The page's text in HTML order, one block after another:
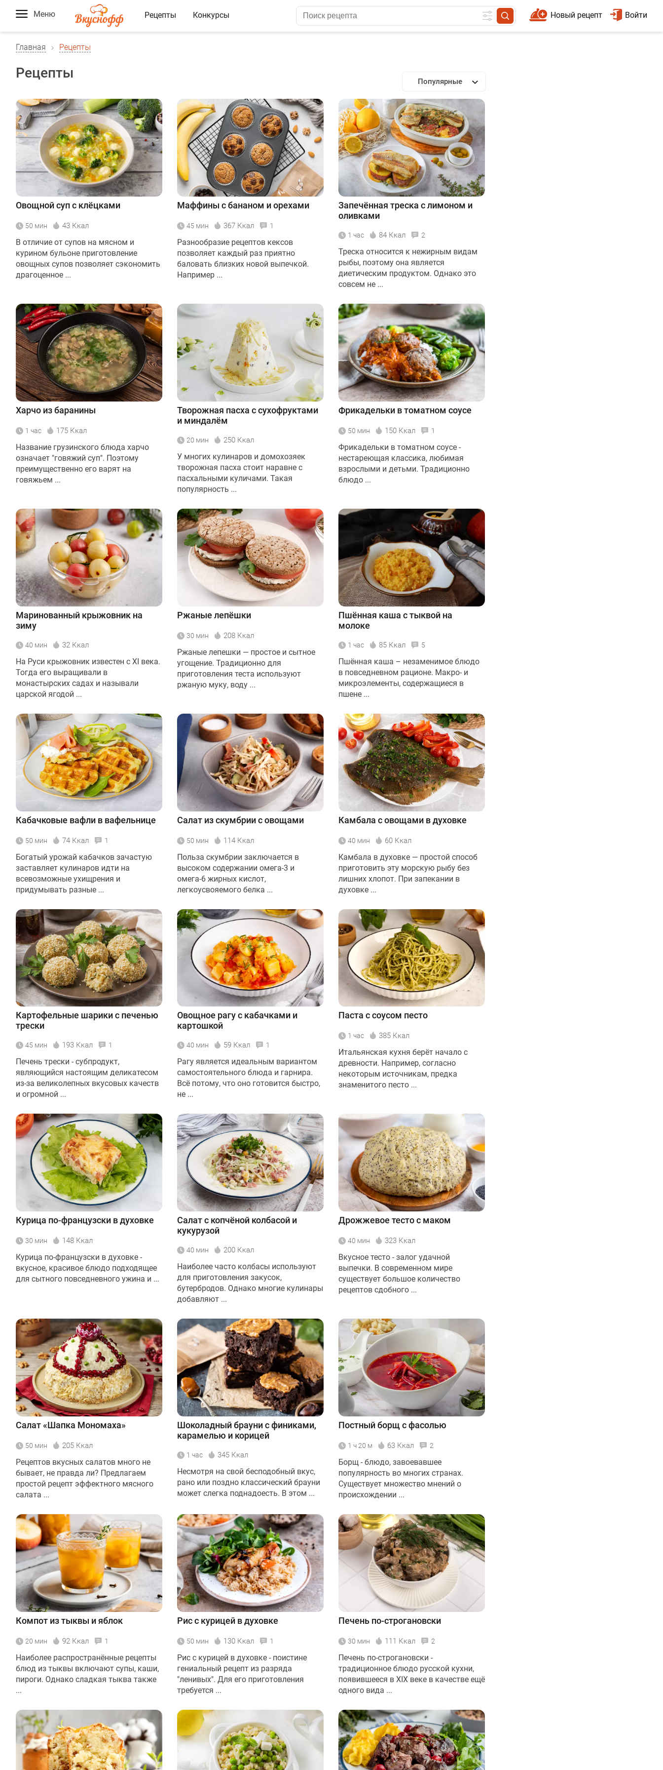
Меню Рецепты Конкурсы Войти
Новый рецепт
Главная Рецепты
Рецепты
Популярные
Овощной суп с клёцками
50 мин 43 Ккал
В отличие от супов на мясном и
курином бульоне приготовление
овощных супов позволяет сэкономить
драгоценное ...
Маффины с бананом и орехами
45 мин 367 Ккал 1
Разнообразие рецептов кексов
позволяет каждый раз приятно
баловать близких новой выпечкой.
Например ...
Запечённая треска с лимоном и
оливками
1 час 84 Ккал 2
Треска относится к нежирным видам
рыбы, поэтому она является
диетическим продуктом. Однако это
совсем не ...
Харчо из баранины
1 час 175 Ккал
Название грузинского блюда харчо
означает "говяжий суп". Поэтому
преимущественно его варят на
говяжьем ...
Творожная пасха с сухофруктами
и миндалём
20 мин 250 Ккал
У многих кулинаров и домохозяек
творожная пасха стоит наравне с
пасхальными куличами. Такая
популярность ...
Фрикадельки в томатном соусе
50 мин 150 Ккал 1
Фрикадельки в томатном соусе -
нестареющая классика, любимая
взрослыми и детьми. Традиционно
блюдо ...
Маринованный крыжовник на
зиму
40 мин 32 Ккал
На Руси крыжовник известен с XI века.
Тогда его выращивали в
монастырских садах и называли
царской ягодой ...
Ржаные лепёшки
30 мин 208 Ккал
Ржаные лепешки — простое и сытное
угощение. Традиционно для
приготовления теста используют
ржаную муку, воду ...
Пшённая каша с тыквой на
молоке
1 час 85 Ккал 5
Пшённая каша – незаменимое блюдо
в повседневном рационе. Макро- и
микроэлементы, содержащиеся в
пшене ...
Кабачковые вафли в вафельнице
50 мин 74 Ккал 1
Богатый урожай кабачков зачастую
заставляет кулинаров идти на
всевозможные ухищрения и
придумывать разные ...
Салат из скумбрии с овощами
50 мин 114 Ккал
Польза скумбрии заключается в
высоком содержании омега-3 и
омега-6 жирных кислот,
легкоусвояемого белка ...
Камбала с овощами в духовке
40 мин 60 Ккал
Камбала в духовке — простой способ
приготовить эту морскую рыбу без
лишних хлопот. При запекании в
духовке ...
Картофельные шарики с печенью
трески
45 мин 193 Ккал 1
Печень трески - субпродукт,
являющийся настоящим деликатесом
из-за великолепных вкусовых качеств
и огромной ...
Овощное рагу с кабачками и
картошкой
40 мин 59 Ккал 1
Рагу является идеальным вариантом
самостоятельного блюда и гарнира.
Всё потому, что оно готовится быстро,
не ...
Паста с соусом песто
1 час 385 Ккал
Итальянская кухня берёт начало с
древности. Например, согласно
некоторым источникам, предка
знаменитого песто ...
Курица по-французски в духовке
30 мин 148 Ккал
Курица по-французски в духовке -
вкусное, красивое блюдо подходящее
для сытного повседневного ужина и ...
Салат с копчёной колбасой и
кукурузой
40 мин 200 Ккал
Наиболее часто колбасы используют
для приготовления закусок,
бутербродов. Однако многие кулинары
добавляют ...
Дрожжевое тесто с маком
40 мин 323 Ккал
Вкусное тесто - залог удачной
выпечки. В современном мире
существует большое количество
рецептов сдобного ...
Салат «Шапка Мономаха»
50 мин 205 Ккал
Рецептов вкусных салатов много не
бывает, не правда ли? Предлагаем
простой рецепт эффектного мясного
салата ...
Шоколадный брауни с финиками,
карамелью и корицей
1 час 345 Ккал
Несмотря на свой бесподобный вкус,
рано или поздно классический брауни
может слегка поднадоесть. В этом ...
Постный борщ с фасолью
1 ч 20 м 63 Ккал 2
Борщ - блюдо, завоевавшее
популярность во многих странах.
Существует множество мнений о
происхождении ...
Компот из тыквы и яблок
20 мин 92 Ккал 1
Наиболее распространённые рецепты
блюд из тыквы включают супы, каши,
пироги. Однако сладкая тыква также
...
Рис с курицей в духовке
50 мин 130 Ккал 1
Рис с курицей в духовке - поистине
гениальный рецепт из разряда
"ленивых". Для его приготовления
требуется ...
Печень по-строгановски
30 мин 111 Ккал 2
Печень по-строгановски -
традиционное блюдо русской кухни,
появившееся в XIX веке в качестве ещё
одного вида ...